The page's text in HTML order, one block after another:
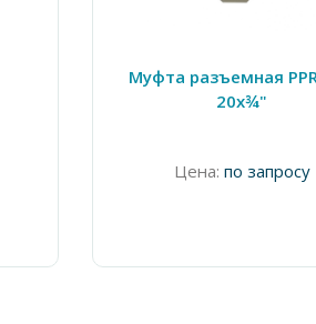
Муфта разъемная
20х¾"
Цена: по запросу